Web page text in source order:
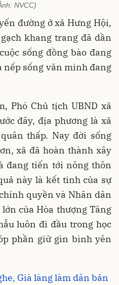
NVCC)
đường ở xã Hưng Hội,
khang trang đã dần
sống đồng bào đang
nếp sống văn minh đang
Phó Chủ tịch UBND xã
đây, địa phương là xã
thấp. Nay đời sống
xã đã hoàn thành xây
đang tiến tới nông thôn
này là kết tinh của sự
quyền và Nhân dân
của Hòa thượng Tăng
luôn đi đầu trong học
phần giữ gìn bình yên
Già làng làm dân bản